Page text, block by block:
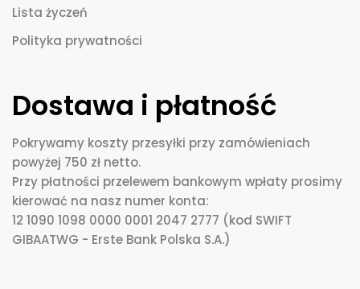
Lista życzeń
Polityka prywatności
Dostawa i płatność
Pokrywamy koszty przesyłki przy zamówieniach
powyżej 750 zł netto.
Przy płatności przelewem bankowym wpłaty prosimy
kierować na nasz numer konta:
12 1090 1098 0000 0001 2047 2777 (kod SWIFT
GIBAATWG - Erste Bank Polska S.A.)